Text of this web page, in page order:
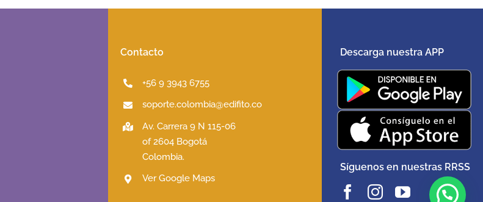
Contacto
+56 9 3943 6755
soporte.colombia@edifito.co
Av. Carrera 9 N 115-06
of 2604 Bogotá
Colombia.
Ver Google Maps
Descarga nuestra APP
Síguenos en nuestras RRSS